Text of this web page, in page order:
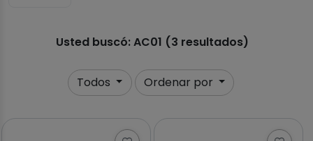
Usted buscó: AC01 (3 resultados)
Todos Ordenar por